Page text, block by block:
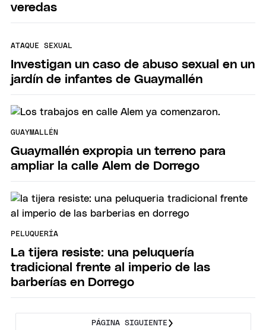
veredas
ATAQUE SEXUAL
Investigan un caso de abuso sexual en un
jardín de infantes de Guaymallén
GUAYMALLÉN
Guaymallén expropia un terreno para
ampliar la calle Alem de Dorrego
PELUQUERÍA
La tijera resiste: una peluquería
tradicional frente al imperio de las
barberías en Dorrego
PÁGINA SIGUIENTE